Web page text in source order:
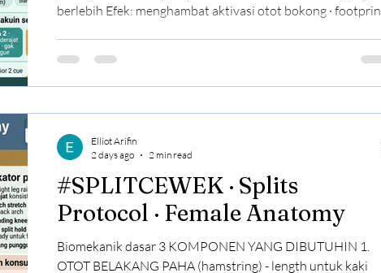
berlebih Efek: menghambat aktivasi otot bokong · footprint
toe) Cue better: "Distribute weight di 3 titik kaki · rasain
tripod formation" KATA 2 · "Tarik perut ke dalam pas nafas
#SPLITCEWEK · Splits
Protocol · Female Anatomy
Biomekanik dasar 3 KOMPONEN YANG DIBUTUHIN 1.
OTOT BELAKANG PAHA (hamstring) - length untuk kaki
Elliot Arifin
2 days ago
2 min read